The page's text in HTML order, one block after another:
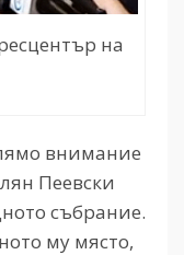
на
внимание
Пеевски
събрание.
му място,